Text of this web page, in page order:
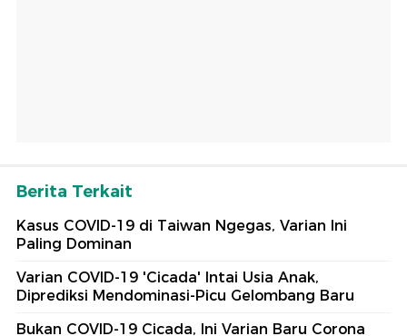
Berita Terkait
Kasus COVID-19 di Taiwan Ngegas, Varian Ini
Paling Dominan
Varian COVID-19 'Cicada' Intai Usia Anak,
Diprediksi Mendominasi-Picu Gelombang Baru
Bukan COVID-19 Cicada, Ini Varian Baru Corona